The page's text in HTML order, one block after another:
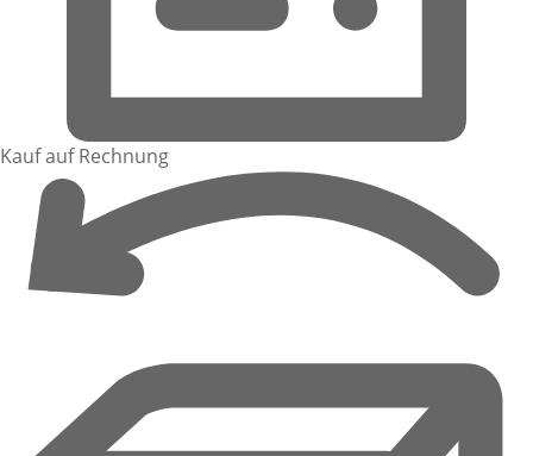
Kauf auf Rechnung